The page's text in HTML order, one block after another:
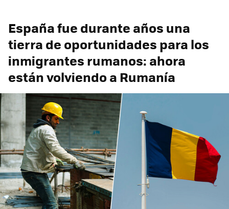
España fue durante años una
tierra de oportunidades para los
inmigrantes rumanos: ahora
están volviendo a Rumanía